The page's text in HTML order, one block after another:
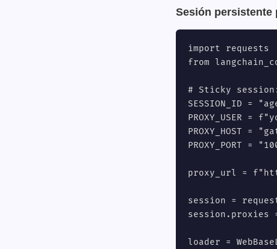
Sesión persistente
import requests
from
# Sticky
SESSION_ID =
PROXY_USER =
PROXY_HOST =
PROXY_PORT =
proxy_url = f"http://
session =
loader =